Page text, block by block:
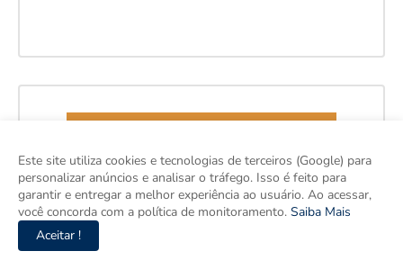
Este site utiliza cookies e tecnologias de terceiros (Google) para
personalizar anúncios e analisar o tráfego. Isso é feito para
garantir e entregar a melhor experiência ao usuário. Ao acessar,
você concorda com a política de monitoramento. Saiba Mais
Aceitar !